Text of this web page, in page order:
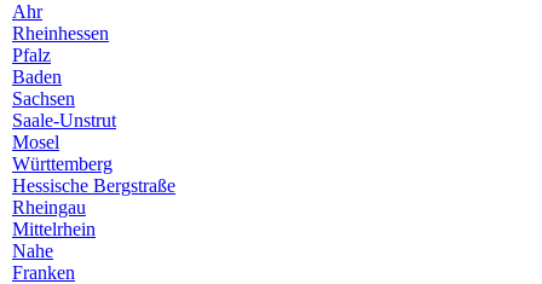
Ahr
Rheinhessen
Pfalz
Baden
Sachsen
Saale-Unstrut
Mosel
Württemberg
Hessische Bergstraße
Rheingau
Mittelrhein
Nahe
Franken